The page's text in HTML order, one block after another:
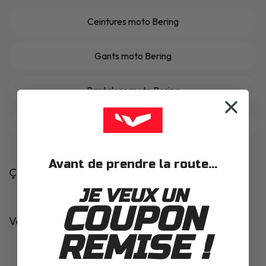
Ceintures moto Bering
Gants moto Bering
Pantalons moto Bering
Sacs a dos Bering
Ça pourrait t'intéresser
Vos avis sur ce produit
Avant de prendre la route...
JE VEUX UN
COUPON
REMISE !